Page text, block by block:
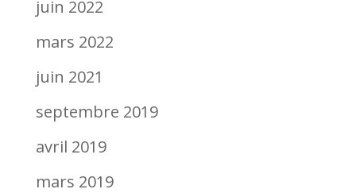
juin 2022
mars 2022
juin 2021
septembre 2019
avril 2019
mars 2019